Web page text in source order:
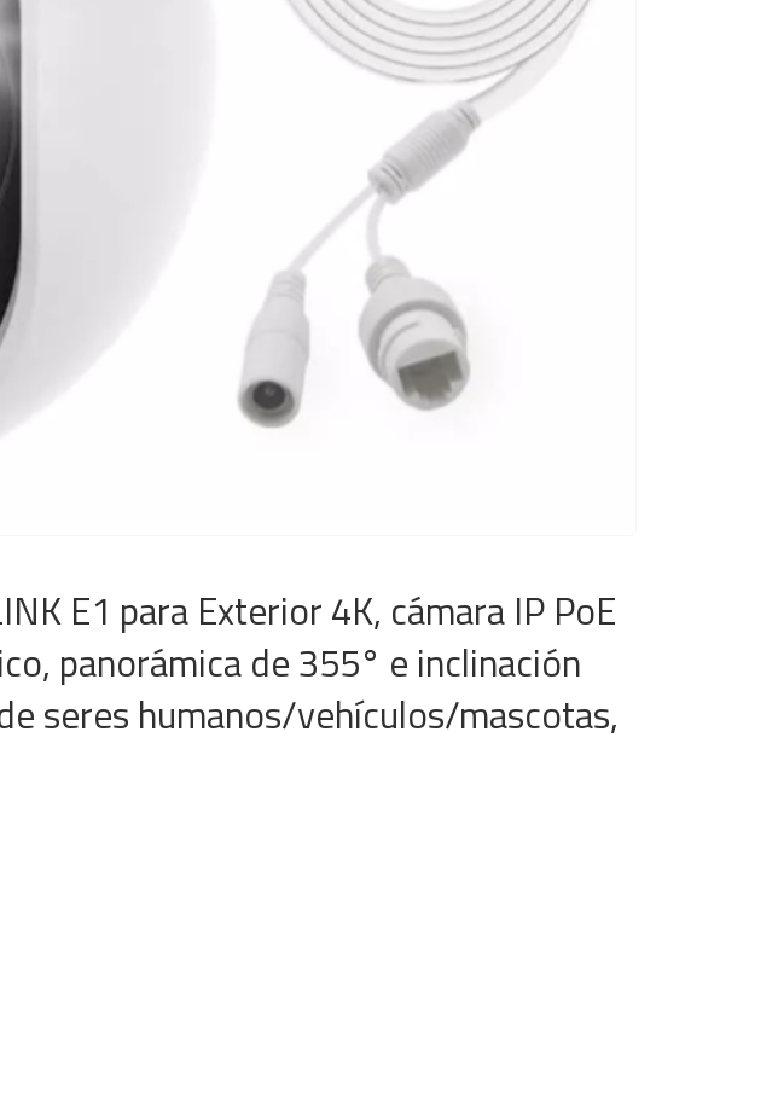
E1 para Exterior 4K, cámara IP PoE
panorámica de 355° e inclinación
seres humanos/vehículos/mascotas,